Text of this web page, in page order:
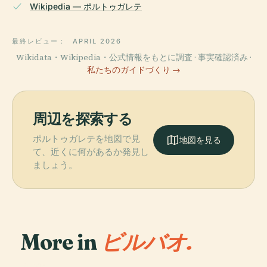
Wikipedia — ポルトゥガレテ
最終レビュー： APRIL 2026
Wikidata・Wikipedia・公式情報をもとに調査 · 事実確認済み ·
私たちのガイドづくり →
周辺を探索する
ポルトゥガレテを地図で見
て、近くに何があるか発見し
ましょう。
地図を見る
More in ビルバオ.